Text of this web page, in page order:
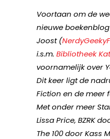
Voortaan om de
nieuwe
Joost (
i.s.m. Bibliotheek
voornamelijk over
Dit keer ligt de
Fiction en de meer
Met onder meer
Lissa Price, BZRK
The 100 door Kass